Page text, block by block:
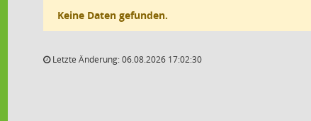
Keine Daten gefunden.
Letzte Änderung: 06.08.2026 17:02:30